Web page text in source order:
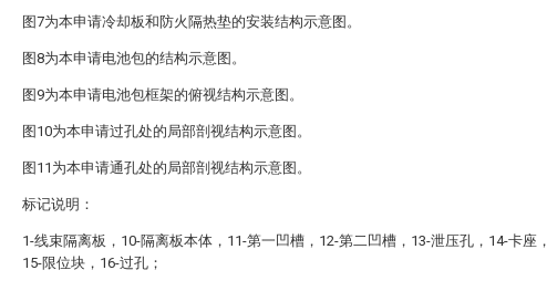
图7为本申请冷却板和防火隔热垫的安装结构示意图。
图8为本申请电池包的结构示意图。
图9为本申请电池包框架的俯视结构示意图。
图10为本申请过孔处的局部剖视结构示意图。
图11为本申请通孔处的局部剖视结构示意图。
标记说明：
1-线束隔离板，10-隔离板本体，11-第一凹槽，12-第二凹槽，13-泄压孔，14-卡座，
15-限位块，16-过孔；